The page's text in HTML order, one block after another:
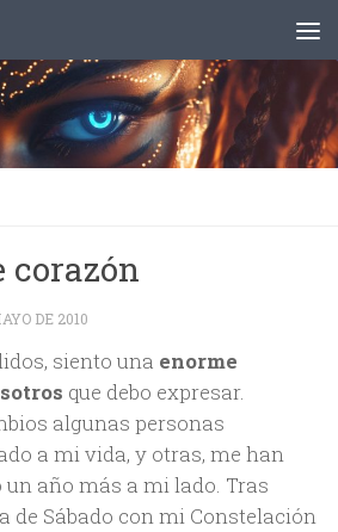
corazón
DE 2010
siento una enorme
que debo expresar.
algunas personas
a mi vida, y otras, me han
año más a mi lado. Tras
de Sábado con mi Constelación